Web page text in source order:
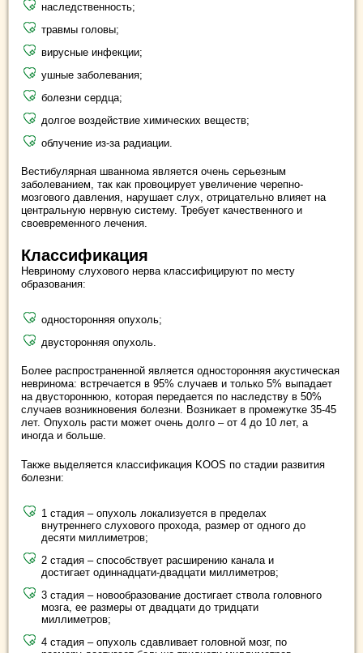
наследственность;
травмы головы;
вирусные инфекции;
ушные заболевания;
болезни сердца;
долгое воздействие химических веществ;
облучение из-за радиации.
Вестибулярная шваннома является очень серьезным
заболеванием, так как провоцирует увеличение черепно-
мозгового давления, нарушает слух, отрицательно влияет на
центральную нервную систему. Требует качественного и
своевременного лечения.
Классификация
Невриному слухового нерва классифицируют по месту
образования:
односторонняя опухоль;
двусторонняя опухоль.
Более распространенной является односторонняя акустическая
невринома: встречается в 95% случаев и только 5% выпадает
на двустороннюю, которая передается по наследству в 50%
случаев возникновения болезни. Возникает в промежутке 35-45
лет. Опухоль расти может очень долго – от 4 до 10 лет, а
иногда и больше.
Также выделяется классификация KOOS по стадии развития
болезни:
1 стадия – опухоль локализуется в пределах
внутреннего слухового прохода, размер от одного до
десяти миллиметров;
2 стадия – способствует расширению канала и
достигает одиннадцати-двадцати миллиметров;
3 стадия – новообразование достигает ствола головного
мозга, ее размеры от двадцати до тридцати
миллиметров;
4 стадия – опухоль сдавливает головной мозг, по